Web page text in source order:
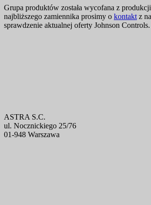
Grupa produktów została wycofana z
najbliższego zamiennika prosimy o kontakt z
sprawdzenie aktualnej oferty Johnson Controls.
ASTRA S.C.
ul. Nocznickiego 25/76
01-948 Warszawa